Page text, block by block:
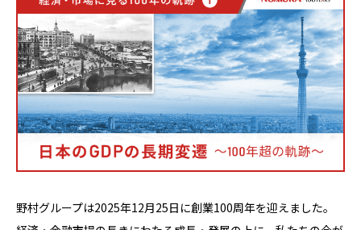
野村グループは2025年12月25日に創業100周年を迎えました。